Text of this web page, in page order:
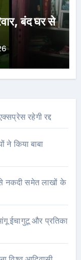
बंद घर से
रहेगी रद्द
ने किया बाबा
से नकदी समेत लाखों के
ईचागुटू और प्रतिका